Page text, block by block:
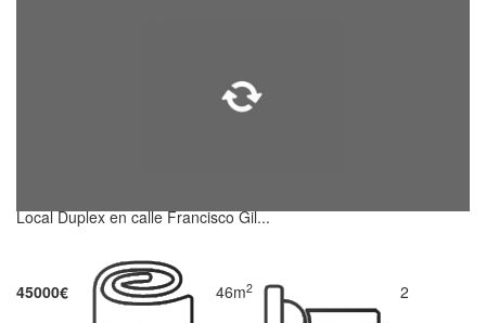
Local Duplex en calle Francisco Gil...
45000€ 46m2 2